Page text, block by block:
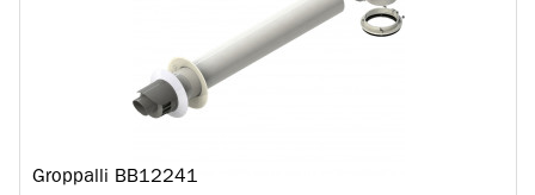
Groppalli BB12241